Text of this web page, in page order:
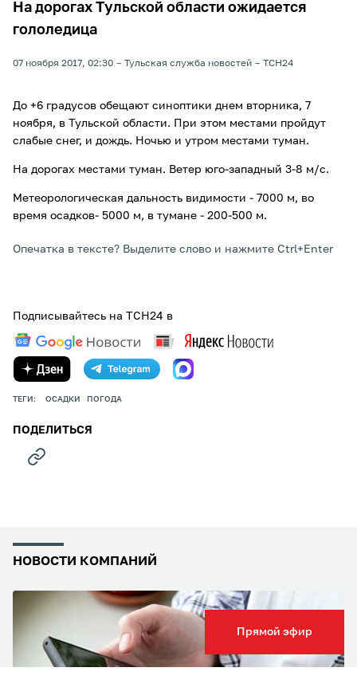
Прямой эфир
На дорогах Тульской области ожидается
гололедица
07 ноября 2017, 02:30 Тульская служба новостей ТСН24
До +6 градусов обещают синоптики днем вторника, 7
ноября, в Тульской области. При этом местами пройдут
слабые снег, и дождь. Ночью и утром местами туман.
На дорогах местами туман. Ветер юго-западный 3-8 м/с.
Метеорологическая дальность видимости - 7000 м, во
время осадков- 5000 м, в тумане - 200-500 м.
Опечатка в тексте? Выделите слово и нажмите Ctrl+Enter
Подписывайтесь на ТСН24 в
ТЕГИ: ОСАДКИ ПОГОДА
ПОДЕЛИТЬСЯ
НОВОСТИ КОМПАНИЙ